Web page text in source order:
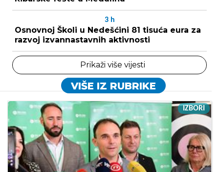
3 h
Osnovnoj Školi u Nedešćini 81 tisuća eura za
razvoj izvannastavnih aktivnosti
Prikaži više vijesti
VIŠE IZ RUBRIKE
IZBORI